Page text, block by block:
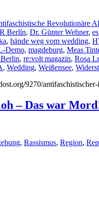
Revolutionäre
Berlín, Dr. Günter Wehner,
, hände weg vom wedding,
Demo, magdeburg, Meas
, re:volt magazin, Rosa
, Wedding, Weißensee,
9270/
– Das war
, Rassismus, Region,